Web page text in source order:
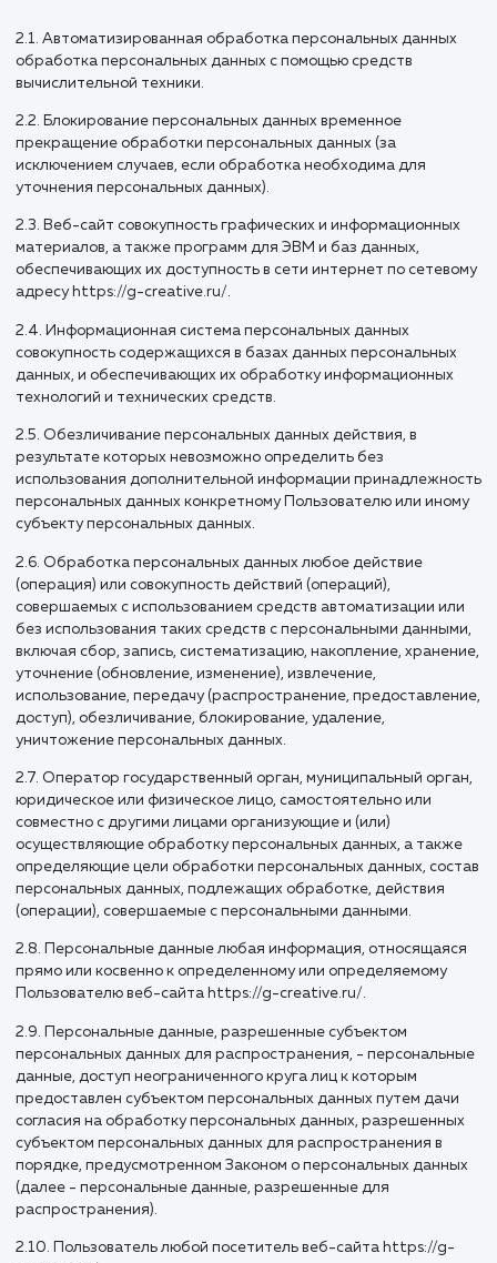
Политике
2.1. Автоматизированная обработка персональных
обработка персональных данных с помощью средств
вычислительной техники.
2.2. Блокирование персональных данных временное
прекращение обработки персональных данных (за
исключением случаев, если обработка необходима для
2.3. Веб-сайт совокупность графических и
материалов, а также программ для ЭВМ и баз данных,
обеспечивающих их доступность в сети интернет по
адресу https://g-creative.ru/.
2.4. Информационная система персональных данных
совокупность содержащихся в базах данных
данных, и обеспечивающих их обработку
2.5. Обезличивание персональных данных действия, в
результате которых невозможно определить без
использования дополнительной информации
персональных данных конкретному Пользователю или
субъекту персональных данных.
2.6. Обработка персональных данных любое действие
совершаемых с использованием средств автоматизации
без использования таких средств с персональными
включая сбор, запись, систематизацию, накопление,
уточнение (обновление, изменение), извлечение,
использование, передачу (распространение,
доступ), обезличивание, блокирование, удаление,
2.7. Оператор государственный орган, муниципальный
юридическое или физическое лицо, самостоятельно или
осуществляющие обработку персональных данных, а
определяющие цели обработки персональных данных,
персональных данных, подлежащих обработке, действия
(операции), совершаемые с персональными данными.
2.8. Персональные данные любая информация,
прямо или косвенно к определенному или определяемому
Пользователю веб-сайта https://g-creative.ru/.
2.9. Персональные данные, разрешенные субъектом